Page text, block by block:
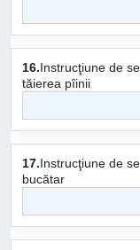
16.Instrucţiune de
tăierea pîinii
17.Instrucţiune de
bucătar